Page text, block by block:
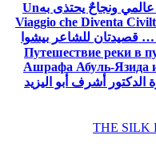
Un
Viaggio che Diventa
قصيدتان للشاعر بيشوا
Путешествие реки в
Ашрафа Абуль-Язида
أشرف أبو اليزيد